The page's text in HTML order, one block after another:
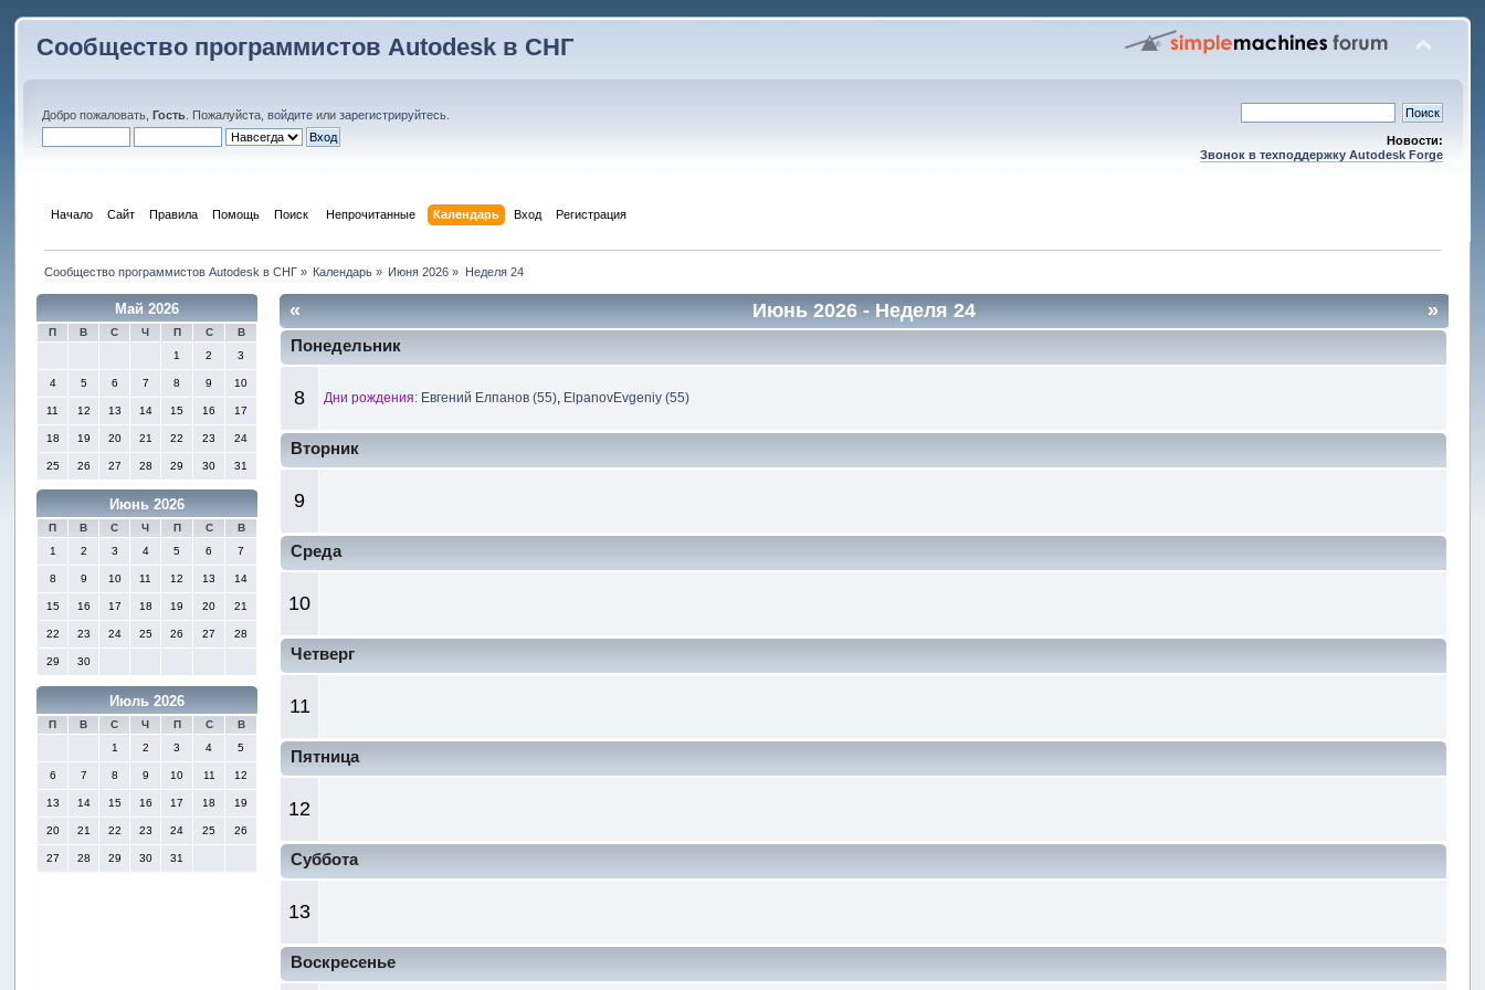
Сообщество программистов Autodesk в СНГ
Добро пожаловать,Гость . Пожалуйста,войдите илизарегистрируйтесь
Новости:
Звонок в техподдержку Autodesk Forge
Начало Сайт Правила Помощь Поиск Непрочитанные Календарь Вход Регистрация
Сообщество программистов Autodesk в СНГ» Календарь » Июня 2026 » Неделя 24
Май 2026
П В С Ч П С
В
1
2 3
4 5 6 7 8 9 10
11 12 13 14 15 16 17
18 19 20 21 22 23 24
25 26 27 28 29 30 31
Июнь 2026
П В С Ч П С
В
1
2 3 4 5 6 7
8 9 10 11 12 13 14
15 16 17 18 19 20 21
22 23 24 25 26 27 28
29 30
Июль 2026
П В С Ч П С
В
1
2 3 4 5
6 7 8 9 10 11 12
13 14 15 16 17 18 19
20 21 22 23 24 25 26
27 28 29 30 31
« »
Июнь 2026- Неделя 24
Понедельник
8 Дни рождения: Евгений Елпанов (55) ElpanovEvgeniy (55)
Вторник
9
Среда
10
Четверг
11
Пятница
12
Суббота
13
Воскресенье